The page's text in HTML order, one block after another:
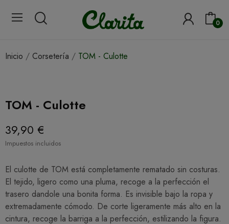
0
Inicio Corsetería TOM - Culotte
TOM - Culotte
39,90 €
Impuestos incluidos
El culotte de TOM está completamente rematado sin costuras.
El tejido, ligero como una pluma, recoge a la perfección el
trasero dandole una bonita forma. Es invisible bajo la ropa y
extremadamente cómodo. De corte ligeramente más alto en la
cintura, recoge la barriga a la perfección, estilizando la figura.